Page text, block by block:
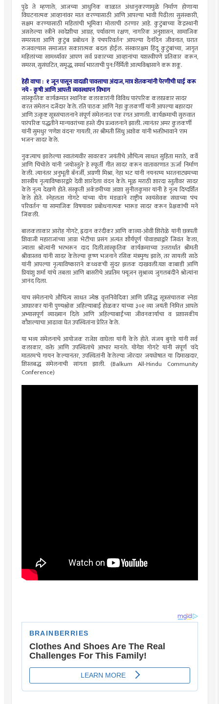
पुढे ते म्हणाले, आजच्या आधुनिक काळात अंधानुकरणामुळे निर्माण होणाऱ्या
विघटनात्मक आव्हानांवर मात करण्यासाठी आणि आपल्या भावी पिढीला सुसंस्कारी,
सक्षम करण्यासाठी महिलांची भूमिका मोलाची ठरणार आहे. कुटुंबाच्या केंद्रस्थानी
असलेल्या स्त्रीने स्वदेशीचा आग्रह, पर्यावरण रक्षण, नागरिक अनुशासन, सामाजिक
समरसता आणि कुटुंब प्रबोधन हे पंचपरिवर्तन' आपल्या दैनंदिन जीवनात, घरात
रुजवल्यास समाजात सकारात्मक बदल होईल. संस्कारक्षम हिंदू कुटुंबांच्या, जागृत
महिलांच्या सामर्थ्यावर आपण सर्व प्रकारच्या आव्हानांचा यशस्वीपणे प्रतिकार करून,
समरस, सुसंघटित, समृद्ध, समर्थ भारताची पुन:र्निर्मिती आत्मविश्वासाने करू शकू.
हेही वाचा : १ जून पासून वादळी पावसाचा अंदाज, मात्र शेतकऱ्यांनी पेरणीची घाई करू
नये - कृषी आणि आपत्ती व्यवस्थापन विभाग
सांस्कृतिक कार्यक्रमात स्थानिक कलाकारांनी विविध पारंपरिक कलाप्रकार सादर
करत संमेलन दर्जेदार केले. रति पाठक आणि नेहा कुलकर्णी यांनी आपल्या बहारदार
आणि उत्कृष्ट सूत्रसंचालनाने संपूर्ण संमेलनात एक रंगत आणली. कार्यक्रमाची सुरुवात
पारंपरिक पद्धतीने मान्यवरांच्या हस्ते दीप प्रज्वलनाने झाली. त्यानंतर अमर कुलकर्णी
यांनी सुमधुर 'गणेश वंदना' गायली, तर श्रीमती सिंधु अशोक यांनी भक्तीभावाने 'राम
भजन' सादर केले.
नुकत्याच झालेल्या स्वातंत्र्यवीर सावरकर जयंतीचे औचित्य साधत सुहिता मराठे, कर्वे
आणि चिंचोले यांनी 'जयोस्तुते' हे स्फूर्ती गीत सादर करून वातावरणात ऊर्जा निर्माण
केली. त्यानंतर अनुभूती बॅनर्जी, अग्रणी मिश्रा, नेहा भट यांनी नयनरम्य भरतनाट्यमच्या
शास्त्रीय नृत्याविष्कारद्वारे देवी शारदेला वंदन केले. मूळ मराठी शारदा स्तुतीवर सादर
केले नृत्य देखणे होते. संस्कृती अकॅडमीच्या आशा सुनीलकुमार यांनी हे नृत्य दिग्दर्शित
केले होते. स्नेहलता गोगटे यांच्या योग मंडळाने राष्ट्रीय स्वयंसेवक संघाच्या 'पंच
परिवर्तन' या सामाजिक विषयावर प्रबोधनात्मक भारूड सादर करून प्रेक्षकांची मने
जिंकली.
बालकलाकार आरोह गोगटे, हृदान करंदीकर आणि काव्या-ओवी शिरोळे यांनी छत्रपती
शिवाजी महाराजांच्या आग्रा भेटीचा प्रसंग अत्यंत शौर्यपूर्ण पोवाड्याद्वारे जिवंत केला,
ज्याला श्रोत्यांनी भरभरून दाद दिली.सांस्कृतिक कार्यक्रमाच्या उत्तरार्धात श्रीमती
श्रीवास्तव यांनी सादर केलेल्या कृष्ण भजनाने रसिक मंत्रमुग्ध झाले, तर सायली साठे
यांनी आपल्या नृत्याविष्काराने कथ्थकची सुंदर झलक दाखवली.यश काबाडी आणि
प्रियांशु शर्मा यांचे तबला आणि बासरीचे अप्रतिम फ्यूजन सुश्राव्य जुगलबंदीने श्रोत्यांना
आनंद दिला.
याच संमेलनाचे औचित्य साधत ज्येष्ठ वृत्तनिवेदिका आणि प्रसिद्ध सूत्रसंचालक स्नेहा
आघारकर यांनी पुण्यश्लोक अहिल्याबाई होळकर यांच्या ३०१ व्या जयंती निमित्त आपले
अभ्यासपूर्ण व्याख्यान दिले आणि अहिल्याबाईंच्या जीवनकार्याचा व प्रशासकीय
कौशल्याचा आढावा घेत उपस्थितांना प्रेरित केले.
या भव्य संमेलनाचे आयोजक राजेश वाघेला यांनी केले होते. संजय बुगडे यांनी सर्व
कलाकार, वक्ते आणि उपस्थितांचे आभार मानले. योगेश गोगटे यांनी संपूर्ण 'वंदे
मातरम'चे गायन केल्यानंतर, उपस्थितांनी केलेल्या जोरदार जयघोषात या दिमाखदार,
शिस्तबद्ध संमेलनाची सांगता झाली. (Balkum All-Hindu Community
Conference)